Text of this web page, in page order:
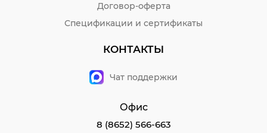
Договор-оферта
Спецификации и сертификаты
КОНТАКТЫ
Чат поддержки
Офис
8 (8652) 566-663